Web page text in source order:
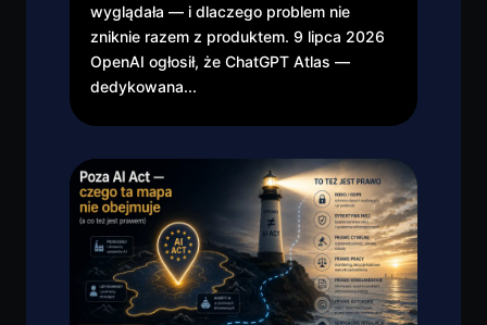
wyglądała — i dlaczego problem nie
zniknie razem z produktem. 9 lipca 2026
OpenAI ogłosił, że ChatGPT Atlas —
dedykowana...